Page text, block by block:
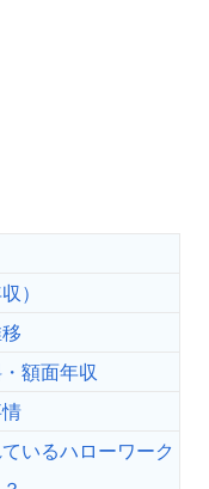
）
額面年収
いるハローワーク